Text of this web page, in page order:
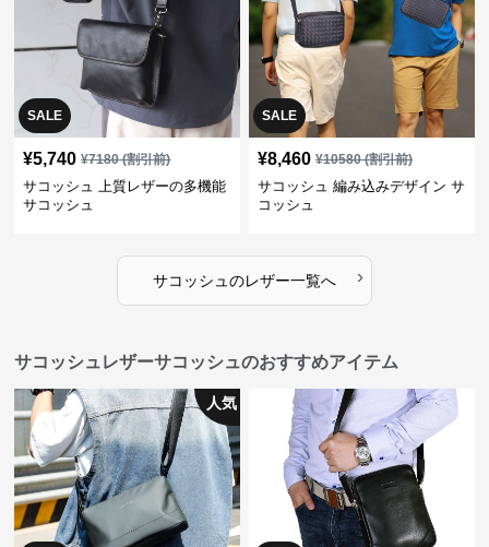
SALE
¥5,740 ¥7180(割引前)
サコッシュ 上質レザーの多機能
サコッシュ
SALE
¥8,460 ¥10580(割引前)
サコッシュ 編み込みデザイン サ
コッシュ
サコッシュ のレザー一覧へ ›
サコッシュレザーサコッシュのおすすめアイテム
人気